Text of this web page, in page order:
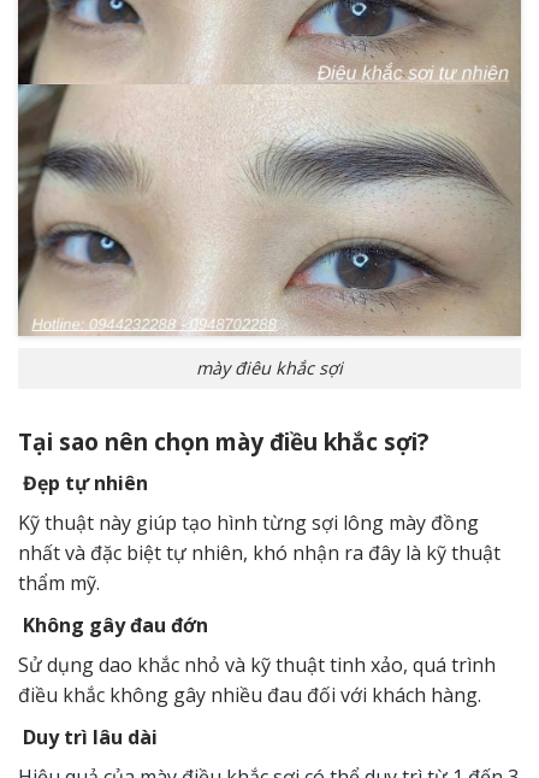
mày điêu khắc sợi
Tại sao nên chọn mày điều khắc sợi?
Đẹp tự nhiên
Kỹ thuật này giúp tạo hình từng sợi lông mày đồng
nhất và đặc biệt tự nhiên, khó nhận ra đây là kỹ thuật
thẩm mỹ.
Không gây đau đớn
Sử dụng dao khắc nhỏ và kỹ thuật tinh xảo, quá trình
điều khắc không gây nhiều đau đối với khách hàng.
Duy trì lâu dài